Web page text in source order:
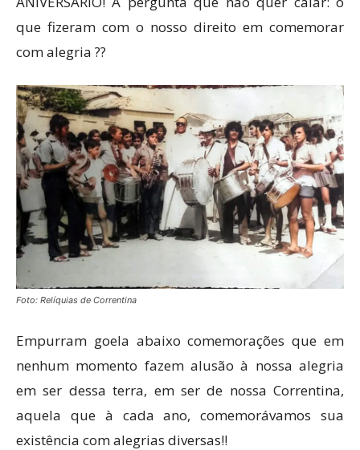
que fizeram com o nosso direito em comemorar
com alegria ??
Foto: Relíquias de Correntina
Empurram goela abaixo comemorações que em
nenhum momento fazem alusão à nossa alegria
em ser dessa terra, em ser de nossa Correntina,
aquela que à cada ano, comemorávamos sua
existência com alegrias diversas!!